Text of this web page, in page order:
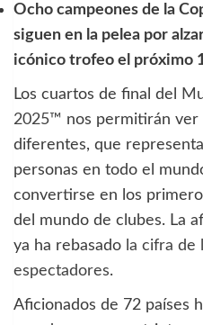
Ocho campeones de la
siguen en la pelea por
icónico trofeo el próximo
Los cuartos de final del
2025™ nos permitirán ver
diferentes, que
personas en todo el
convertirse en los
del mundo de clubes. La
ya ha rebasado la cifra de
espectadores.
Aficionados de 72 países